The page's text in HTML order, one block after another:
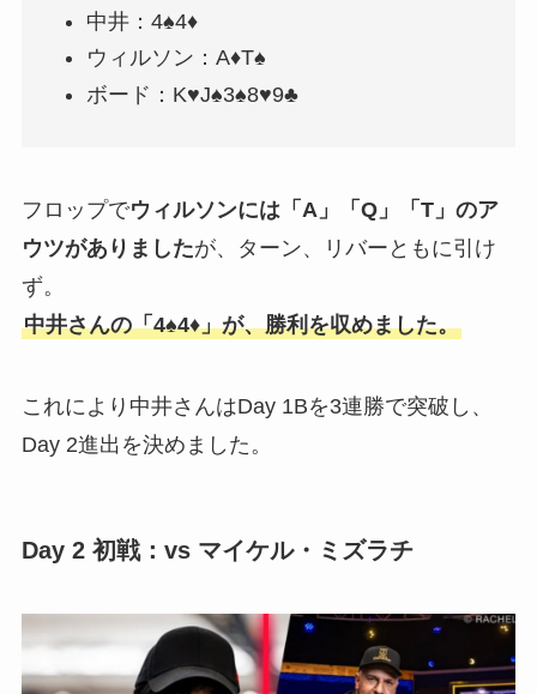
中井：4♠4♦
ウィルソン：A♦T♠
ボード：K♥J♠3♠8♥9♣
フロップでウィルソンには「A」「Q」「T」のア
ウツがありましたが、ターン、リバーともに引け
ず。
中井さんの「4♠4♦」が、勝利を収めました。
これにより中井さんはDay 1Bを3連勝で突破し、
Day 2進出を決めました。
Day 2 初戦：vs マイケル・ミズラチ